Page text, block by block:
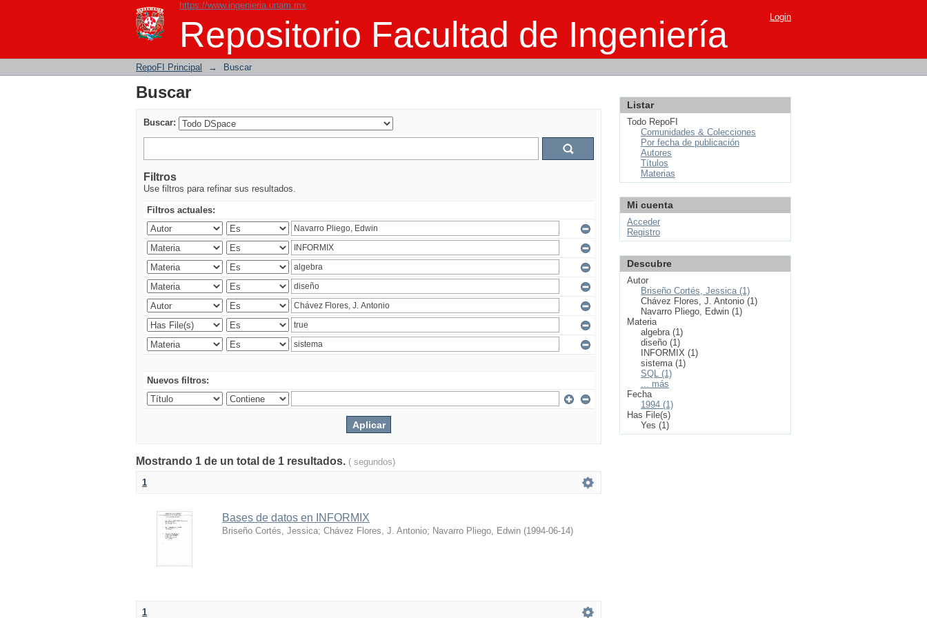
https://www.ingenieria.unam.mx
Repositorio Facultad de Ingeniería
Buscar Login
RepoFI Principal → Buscar
Buscar
Buscar:
Filtros
Use filtros para refinar sus resultados.
Filtros actuales:
Nuevos filtros:
Mostrando 1 de un total de 1 resultados. ( segundos)
1
Bases de datos en INFORMIX
Briseño Cortés, Jessica; Chávez Flores, J. Antonio; Navarro Pliego, Edwin (1994-06-14)
1
Listar
Todo RepoFI
Comunidades & Colecciones
Por fecha de publicación
Autores
Títulos
Materias
Mi cuenta
Acceder
Registro
Descubre
Autor
Briseño Cortés, Jessica (1)
Chávez Flores, J. Antonio (1)
Navarro Pliego, Edwin (1)
Materia
algebra (1)
diseño (1)
INFORMIX (1)
sistema (1)
SQL (1)
... más
Fecha
1994 (1)
Has File(s)
Yes (1)